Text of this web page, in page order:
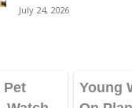
July 24, 2026